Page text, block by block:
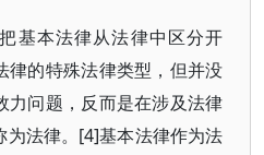
基本法律从法律中区分开
律的特殊法律类型，但并没
力问题，反而是在涉及法律
为法律。[4]基本法律作为法